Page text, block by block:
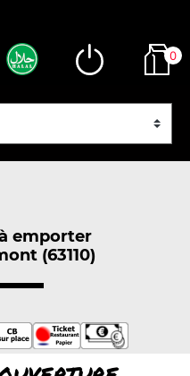
0
emporter
(63110)